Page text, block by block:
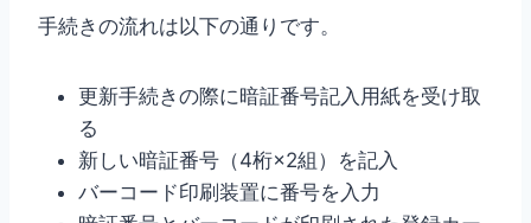
手続きの流れは以下の通りです。
更新手続きの際に暗証番号記入用紙を受け取
る
新しい暗証番号（4桁×2組）を記入
バーコード印刷装置に番号を入力